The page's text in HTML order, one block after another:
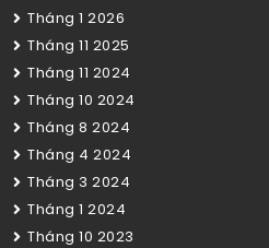
Tháng 1 2026
Tháng 11 2025
Tháng 11 2024
Tháng 10 2024
Tháng 8 2024
Tháng 4 2024
Tháng 3 2024
Tháng 1 2024
Tháng 10 2023